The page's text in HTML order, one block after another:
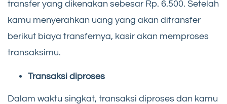
transfer yang dikenakan sebesar Rp. 6.500. Setelah
kamu menyerahkan uang yang akan ditransfer
berikut biaya transfernya, kasir akan memproses
transaksimu.
Transaksi diproses
Dalam waktu singkat, transaksi diproses dan kamu